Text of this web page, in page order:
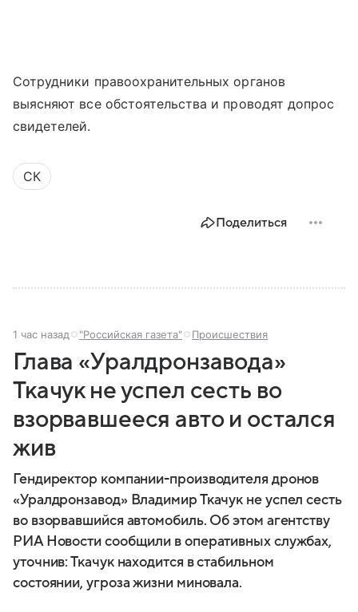
Сотрудники правоохранительных органов
выясняют все обстоятельства и проводят допрос
свидетелей.
СК
Поделиться
1 час назад "Российская газета" Происшествия
Глава «Уралдронзавода»
Ткачук не успел сесть во
взорвавшееся авто и остался
жив
Гендиректор компании-производителя дронов
«Уралдронзавод» Владимир Ткачук не успел сесть
во взорвавшийся автомобиль. Об этом агентству
РИА Новости сообщили в оперативных службах,
уточнив: Ткачук находится в стабильном
состоянии, угроза жизни миновала.